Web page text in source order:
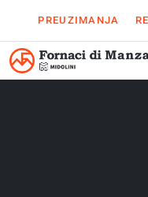
PREUZIMANJA